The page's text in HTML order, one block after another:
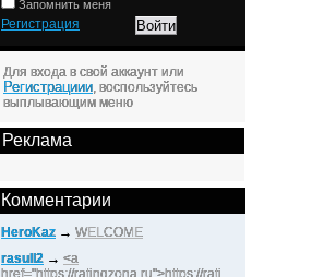
Запомнить меня
Регистрация
Для входа в свой аккаунт или
Регистрациии , воспользуйтесь
выплывающим меню
Реклама
Комментарии
HeroKaz → WELCOME
rasull2 → <a
href="https://ratingzona.ru">https://rati